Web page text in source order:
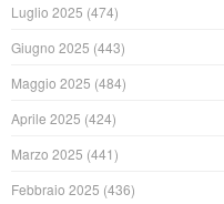
Luglio 2025 (474)
Giugno 2025 (443)
Maggio 2025 (484)
Aprile 2025 (424)
Marzo 2025 (441)
Febbraio 2025 (436)